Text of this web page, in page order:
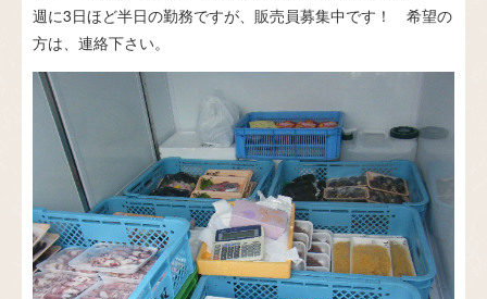
週に3日ほど半日の勤務ですが、販売員募集中です！ 希望の
方は、連絡下さい。